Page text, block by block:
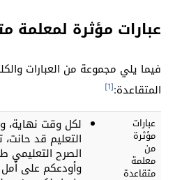
عبارات مؤثرة لمعلمة
فيما يلي مجموعة من العبارات
المتقاعدة:[1]
عبارات
مؤثرة
من
معلمة
متقاعدة
لكل وقت
التعليم قد
الصرح التعليمي
وأودعكم على